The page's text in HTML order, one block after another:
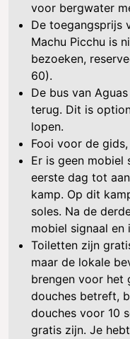
voor bergwater
De toegangsprijs
Machu Picchu is
bezoeken,
60).
De bus van
terug. Dit is
lopen.
Fooi voor de
Er is geen mobiel
eerste dag tot
kamp. Op dit
soles. Na de
mobiel signaal en
Toiletten zijn
maar de lokale
brengen voor het
douches betreft,
douches voor 10
gratis zijn. Je